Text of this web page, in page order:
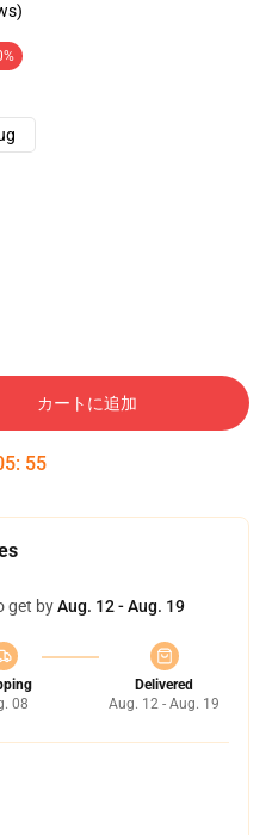
カートに追加
: 54
get byAug. 12 - Aug. 19
08
Delivered
Aug. 12 - Aug. 19